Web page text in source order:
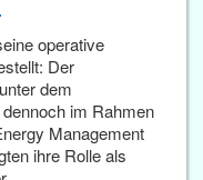
operative
Der
dem
im Rahmen
Management
ihre Rolle als